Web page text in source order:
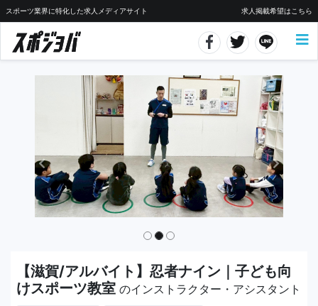
スポーツ業界に特化した求人メディアサイト 求人掲載希望はこちら
【滋賀/アルバイト】忍者ナイン｜子ども向
けスポーツ教室 のインストラクター・アシスタント